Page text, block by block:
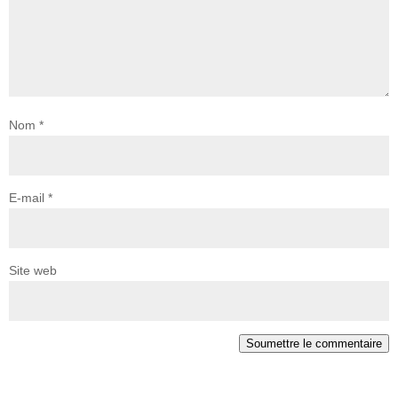
Nom *
E-mail *
Site web
Soumettre le commentaire